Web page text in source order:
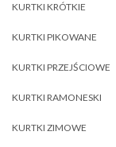
KURTKI KRÓTKIE
KURTKI PIKOWANE
KURTKI PRZEJŚCIOWE
KURTKI RAMONESKI
KURTKI ZIMOWE